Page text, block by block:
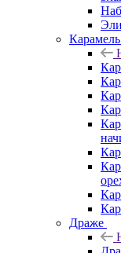
Карамель
Драже